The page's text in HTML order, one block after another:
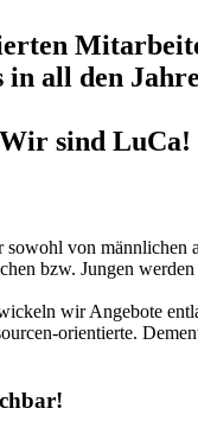
in all den
sind LuCa!
von männlichen
bzw. Jungen
wir Angebote
orientierte.